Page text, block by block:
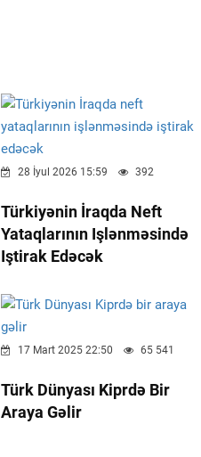
28 İyul 2026 15:59 392
Türkiyənin İraqda Neft
Yataqlarının Işlənməsində
Iştirak Edəcək
17 Mart 2025 22:50 65 541
Türk Dünyası Kiprdə Bir
Araya Gəlir